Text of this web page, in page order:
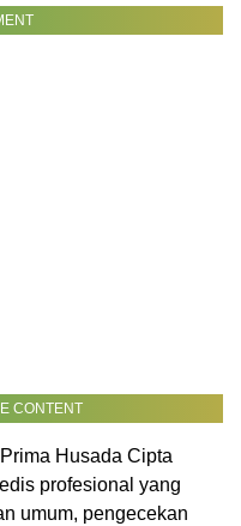
CONTENT
Husada Cipta
profesional yang
umum, pengecekan